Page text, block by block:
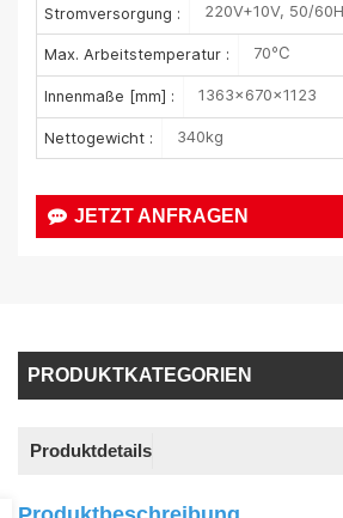
Stromversorgung : 220V+10V, 50/
Max. Arbeitstemperatur : 70℃
Innenmaße [mm] : 1363×670×1123
Nettogewicht : 340kg
JETZT ANFRAGEN
PRODUKTKATEGORIEN
Produktdetails